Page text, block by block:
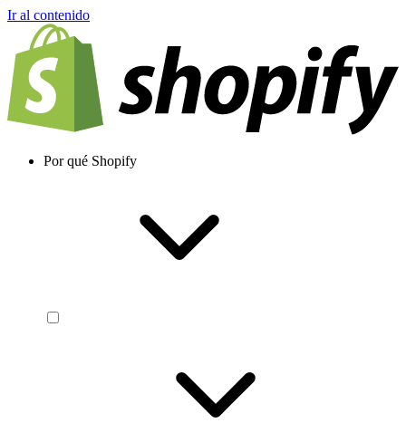
Ir al contenido
Por qué Shopify